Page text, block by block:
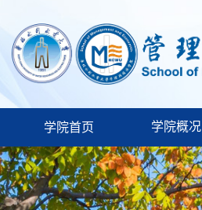
学院首页 学院概况